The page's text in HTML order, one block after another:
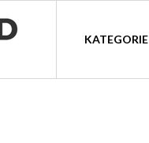
KATEGORIE